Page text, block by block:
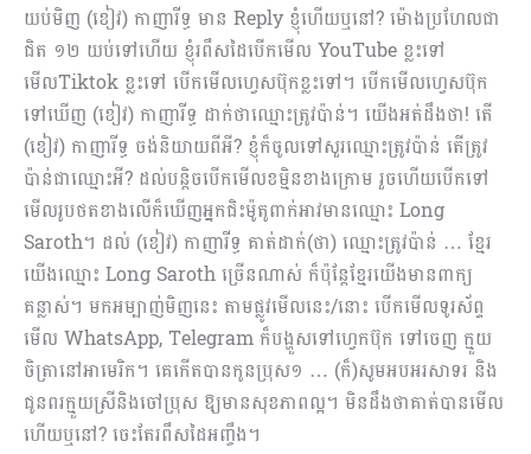
យប់មិញ (ខៀវ) កាញារីទ្ធ មាន Reply ខ្ញុំហើយឬនៅ? ម៉ោងប្រហែលជា
ជិត ១២ យប់ទៅហើយ ខ្ញុំរពឹសដៃបើកមើល YouTube ខ្លះទៅ
មើលTiktok ខ្លះទៅ បើកមើលហ្វេសប៊ុកខ្លះទៅ។ បើកមើលហ្វេសប៊ុក
ទៅឃើញ (ខៀវ) កាញារីទ្ធ ដាក់ថាឈ្មោះត្រូវប៉ាន់។ យើងអត់ដឹងថា! តើ
(ខៀវ) កាញារីទ្ធ ចង់និយាយពីអី? ខ្ញុំក៏ចូលទៅសួរឈ្មោះត្រូវប៉ាន់ តើត្រូវ
ប៉ាន់ជាឈ្មោះអី? ដល់បន្តិចបើកមើលខម្មិនខាងក្រោម រួចហើយបើកទៅ
មើលរូបថតខាងលើក៏ឃើញអ្នកជិះម៉ូតូពាក់អាវមានឈ្មោះ Long
Saroth។ ដល់ (ខៀវ) កាញារីទ្ធ គាត់ដាក់(ថា) ឈ្មោះត្រូវប៉ាន់ … ខ្មែរ
យើងឈ្មោះ Long Saroth ច្រើនណាស់ ក៏ប៉ុន្តែខ្មែរយើងមានពាក្យ
គន្លាស់។ មកអម្បាញ់មិញនេះ តាមផ្លូវមើលនេះ/នោះ បើកមើលទូរស័ព្ទ
មើល WhatsApp, Telegram ក៏បង្ហួសទៅហ្វេកប៊ុក ទៅចេញ ក្មួយ
ចិត្រានៅអាមេរិក។ គេកើតបានកូនប្រុស១ … (ក៏)សូមអបអរសាទរ និង
ជូនពរក្មួយស្រីនិងចៅប្រុស ឱ្យមានសុខភាពល្អ។ មិនដឹងថាគាត់បានមើល
ហើយឬនៅ? ចេះតែរពឹសដៃអញ្ចឹង។